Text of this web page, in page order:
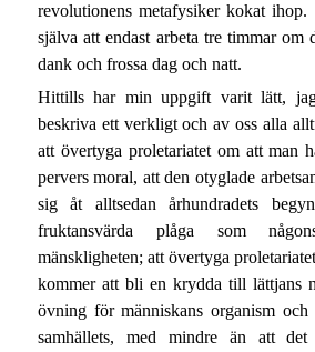
revolutionens metafysiker kokat
själva att endast arbeta tre timmar om
dank och frossa dag och natt.
Hittills har min uppgift varit lätt,
beskriva ett verkligt och av oss alla
att övertyga proletariatet om att man
pervers moral, att den otyglade
sig åt alltsedan århundradets
fruktansvärda plåga som
mänskligheten; att övertyga
kommer att bli en krydda till lättjans
övning för människans organism
samhällets, med mindre än att